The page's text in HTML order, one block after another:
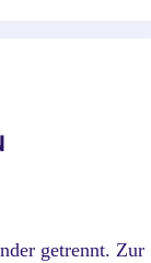
getrennt. Zur